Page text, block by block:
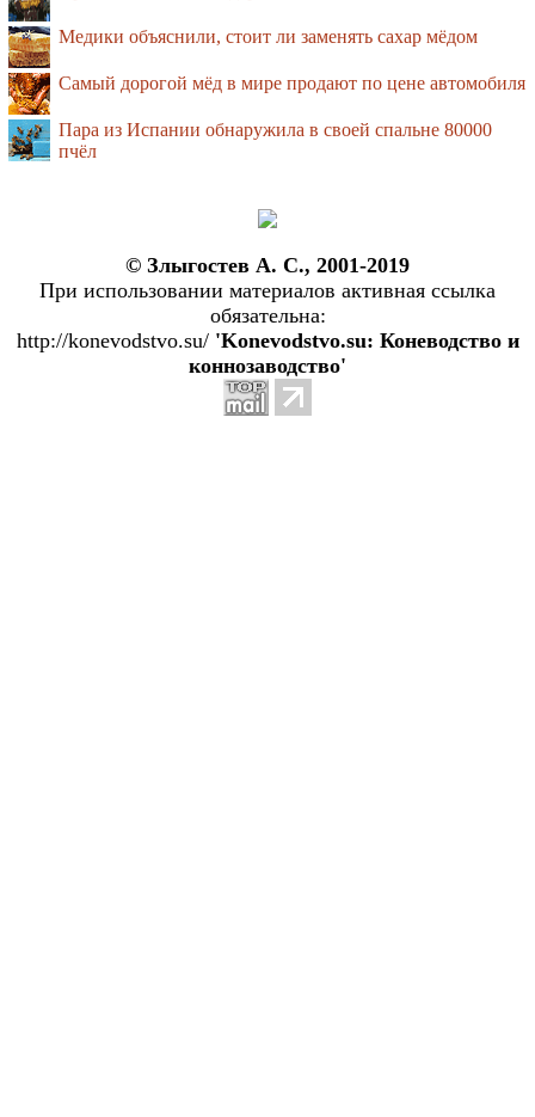
Медики объяснили, стоит ли заменять сахар мёдом
Самый дорогой мёд в мире продают по цене автомобиля
Пара из Испании обнаружила в своей спальне 80000
пчёл
© Злыгостев А. С., 2001-2019
При использовании материалов активная ссылка
обязательна:
http://konevodstvo.su/ 'Konevodstvo.su: Коневодство и
коннозаводство'